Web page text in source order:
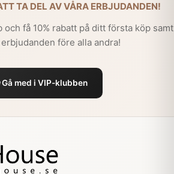
TA DEL AV VÅRA ERBJUDANDEN!
och få 10% rabatt på ditt första köp samt
före alla andra!
Gå med i VIP-klubben